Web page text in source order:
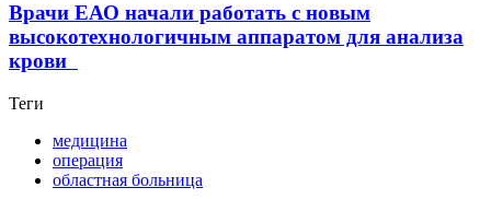
Врачи ЕАО начали работать с новым
высокотехнологичным аппаратом для анализа
крови
Теги
медицина
операция
областная больница